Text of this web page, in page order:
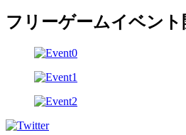
フリーゲームイベント